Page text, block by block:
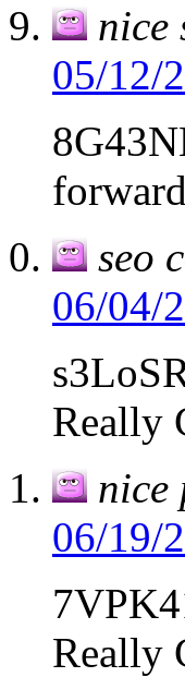
nice
05/12/
seo
06/04/
Really
nice
06/19/
Really